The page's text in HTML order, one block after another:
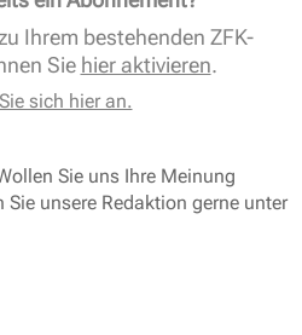
Ihrem bestehenden ZFK-
Sie hier aktivieren.
sich hier an.
Sie uns Ihre Meinung
unsere Redaktion gerne unter